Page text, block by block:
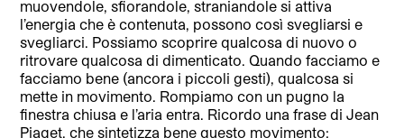
muovendole, sfiorandole, straniandole si attiva
l’energia che è contenuta, possono così svegliarsi e
svegliarci. Possiamo scoprire qualcosa di nuovo o
ritrovare qualcosa di dimenticato. Quando facciamo e
facciamo bene (ancora i piccoli gesti), qualcosa si
mette in movimento. Rompiamo con un pugno la
finestra chiusa e l’aria entra. Ricordo una frase di Jean
Piaget, che sintetizza bene questo movimento: